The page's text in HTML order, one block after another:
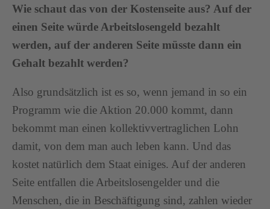
Wie schaut das von der Kostenseite aus? Auf der
einen Seite würde Arbeitslosengeld bezahlt
werden, auf der anderen Seite müsste dann ein
Gehalt bezahlt werden?
Also grundsätzlich ist es so, wenn jemand in so ein
Programm wie die Aktion 20.000 kommt, dann
bekommt man einen kollektivvertraglichen Lohn
damit, von dem man auch leben kann. Und das
kostet natürlich dem Staat einiges. Auf der anderen
Seite entfallen die Arbeitslosengelder und die
Menschen, die in Beschäftigung sind, zahlen wieder